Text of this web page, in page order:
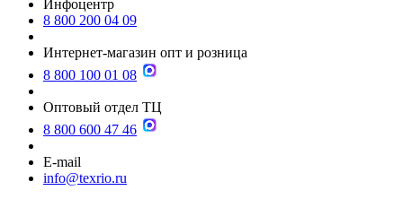
Инфоцентр
8 800 200 04 09
Интернет-магазин опт и розница
8 800 100 01 08
Оптовый отдел ТЦ
8 800 600 47 46
E-mail
info@texrio.ru